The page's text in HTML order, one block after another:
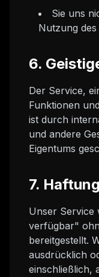
Sie uns
Nutzung
6.
Der Service,
Funktionen
ist durch
und andere
Eigentums
7.
Unser Service
verfügbar"
bereitgestellt.
ausdrücklich
einschließlich,